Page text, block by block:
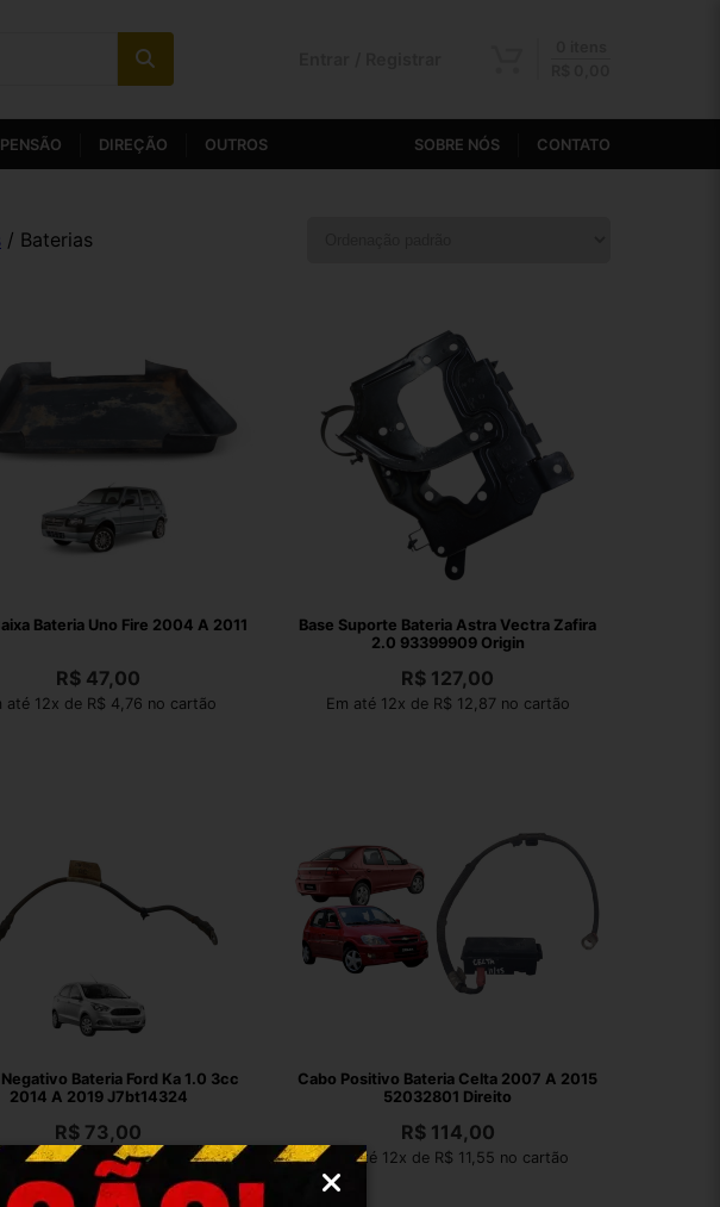
DIREÇÃO OUTROS SOBRE NÓS CONTATO
/ Baterias
Bateria Uno Fire 2004 A 2011
R$ 47,00
até 12x de R$ 4,76 no cartão
Base Suporte Bateria Astra Vectra Zafira
2.0 93399909 Origin
R$ 127,00
Em até 12x de R$ 12,87 no cartão
Bateria Ford Ka 1.0 3cc
2014 A 2019 J7bt14324
R$ 73,00
até 12x de R$ 7,40 no cartão
Cabo Positivo Bateria Celta 2007 A 2015
52032801 Direito
R$114,00
Em até 12x de R$ 11,55 no cartão